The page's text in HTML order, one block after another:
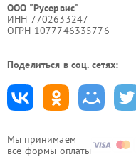
Мы принимаем
все формы оплаты
ООО "Русервис"
ИНН 7702633247
ОГРН 1077746335776
Поделиться в соц. сетях: